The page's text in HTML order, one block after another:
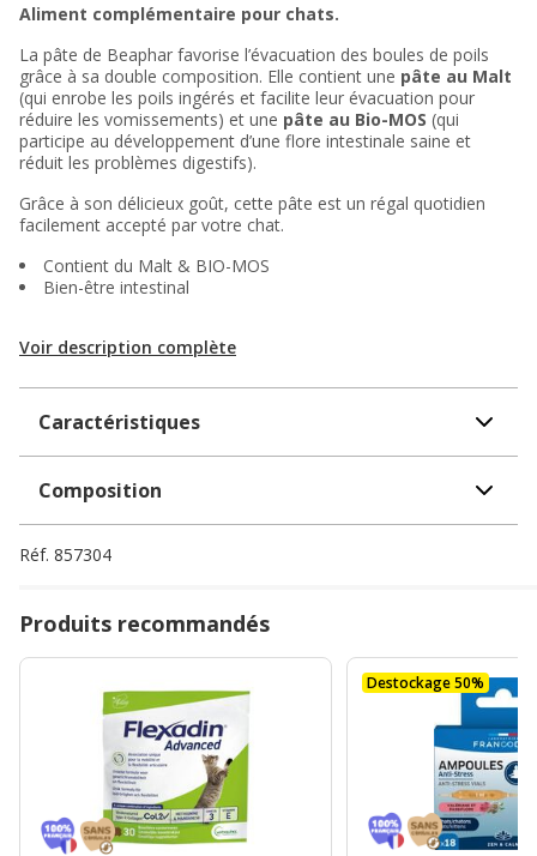
Aliment complémentaire pour chats.
La pâte de Beaphar favorise l’évacuation des boules de poils
grâce à sa double composition. Elle contient une pâte au Malt
(qui enrobe les poils ingérés et facilite leur évacuation pour
réduire les vomissements) et une pâte au Bio-MOS (qui
participe au développement d’une flore intestinale saine et
réduit les problèmes digestifs).
Grâce à son délicieux goût, cette pâte est un régal quotidien
facilement accepté par votre chat.
Contient du Malt & BIO-MOS
Bien-être intestinal
Voir description complète
Caractéristiques
Composition
Réf. 857304
Produits recommandés
Destockage 50%